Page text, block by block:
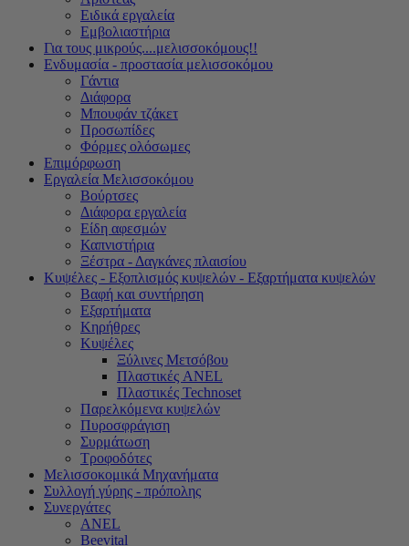
Ειδικά εργαλεία
Εμβολιαστήρια
Για τους μικρούς....μελισσοκόμους!!
Ενδυμασία - προστασία μελισσοκόμου
Γάντια
Διάφορα
Μπουφάν τζάκετ
Προσωπίδες
Φόρμες ολόσωμες
Επιμόρφωση
Εργαλεία Μελισσοκόμου
Βούρτσες
Διάφορα εργαλεία
Είδη αφεσμών
Καπνιστήρια
Ξέστρα - Δαγκάνες πλαισίου
Κυψέλες - Εξοπλισμός κυψελών - Εξαρτήματα κυψελών
Βαφή και συντήρηση
Εξαρτήματα
Κηρήθρες
Κυψέλες
Ξύλινες Μετσόβου
Πλαστικές ANEL
Πλαστικές Technoset
Παρελκόμενα κυψελών
Πυροσφράγιση
Συρμάτωση
Τροφοδότες
Μελισσοκομικά Μηχανήματα
Συλλογή γύρης - πρόπολης
Συνεργάτες
ANEL
Beevital